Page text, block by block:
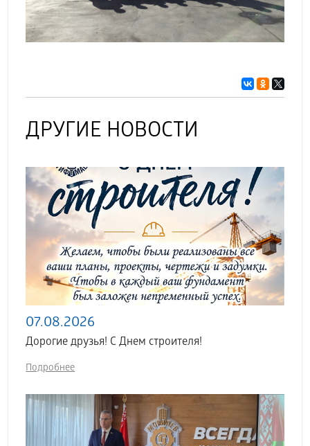
ДРУГИЕ НОВОСТИ
07.08.2026
Дорогие друзья! С Днем строителя!
Подробнее